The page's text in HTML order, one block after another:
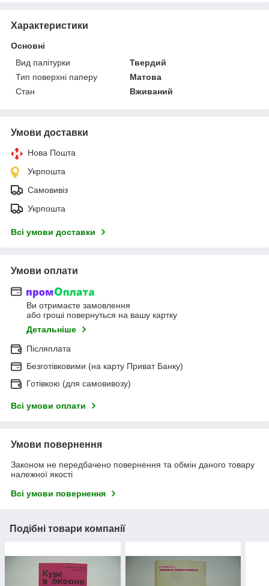
Характеристики
Основні
Вид палітурки
Твердий
Тип поверхні паперу
Матова
Стан
Вживаний
Умови доставки
Нова Пошта
Укрпошта
Самовивіз
Укрпошта
Всі умови доставки
Умови оплати
Ви отримаєте замовлення
або гроші повернуться на вашу картку
Детальніше
Післяплата
Безготівковими (на карту Приват Банку)
Готівкою (для самовивозу)
Всі умови оплати
Умови повернення
Законом не передбачено повернення та обмін даного товару
належної якості
Всі умови повернення
Подібні товари компанії